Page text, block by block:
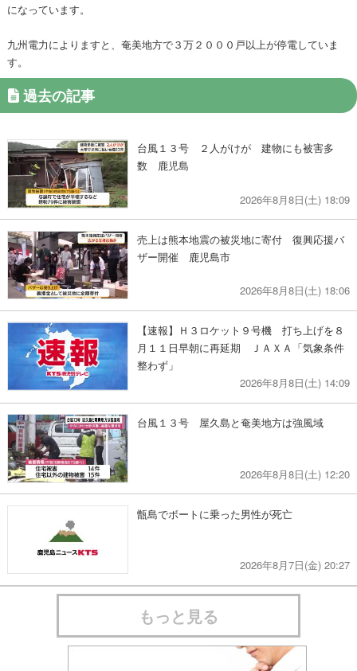
になっています。
九州電力によりますと、奄美地方で３万２０００戸以上が停電していま
す。
過去の記事
台風１３号 ２人がけが 建物にも被害多
数 鹿児島
2026年8月8日(土) 18:09
売上は熊本地震の被災地に寄付 復興応援バ
ザー開催 鹿児島市
2026年8月8日(土) 18:06
【速報】Ｈ３ロケット９号機 打ち上げを８
月１１日早朝に再延期 ＪＡＸＡ「気象条件
整わず」
2026年8月8日(土) 14:09
台風１３号 屋久島と奄美地方は強風域
2026年8月8日(土) 12:20
甑島でボートに乗った男性が死亡
2026年8月7日(金) 20:27
もっと見る